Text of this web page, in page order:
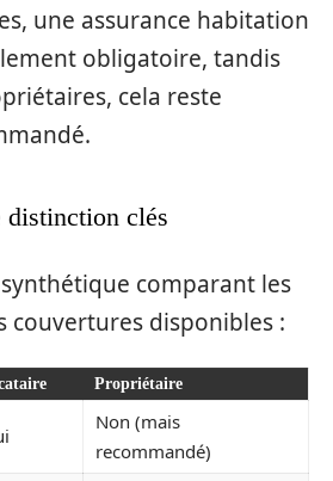
une assurance habitation
obligatoire, tandis
cela reste
distinction clés
comparant les
couvertures disponibles :
Propriétaire
Non (mais
recommandé)